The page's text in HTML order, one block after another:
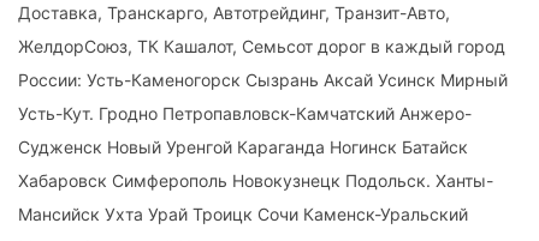
Доставка, Транскарго, Автотрейдинг, Транзит-Авто,
ЖелдорСоюз, ТК Кашалот, Семьсот дорог в каждый город
России: Усть-Каменогорск Сызрань Аксай Усинск Мирный
Усть-Кут. Гродно Петропавловск-Камчатский Анжеро-
Судженск Новый Уренгой Караганда Ногинск Батайск
Хабаровск Симферополь Новокузнецк Подольск. Ханты-
Мансийск Ухта Урай Троицк Сочи Каменск-Уральский